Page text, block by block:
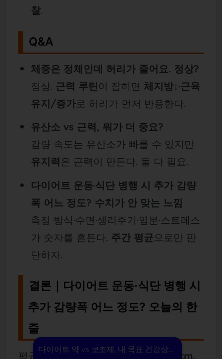
찰.
Q&A
체중은 정체인데 허리가 줄어요. 정상?
정상. 근력 루틴이 잡히면 체지방↓·근육
유지/증가로 허리가 먼저 반응한다.
유산소 vs 근력, 뭐가 더 중요?
감량 속도는 유산소가 빠를 수 있지만
유지력 은 근력이 만든다. 둘 다 필요.
다이어트 운동·식단 병행 시 추가 감량
폭 어느 정도? 수치가 안 맞는 느낌
측정 방식·수면·생리주기·염분·스트레스
가 숫자를 흔든다. 주간 평균으로만 판
단하자.
결론｜다이어트 운동·식단 병행 시
추가 감량폭 어느 정도? 오늘의 한
줄
평균적으로
체중 +1~3%p, 허리 +2~5cm,
다이어트 약 vs 보조제, 내 목표·건강상태 기준으로